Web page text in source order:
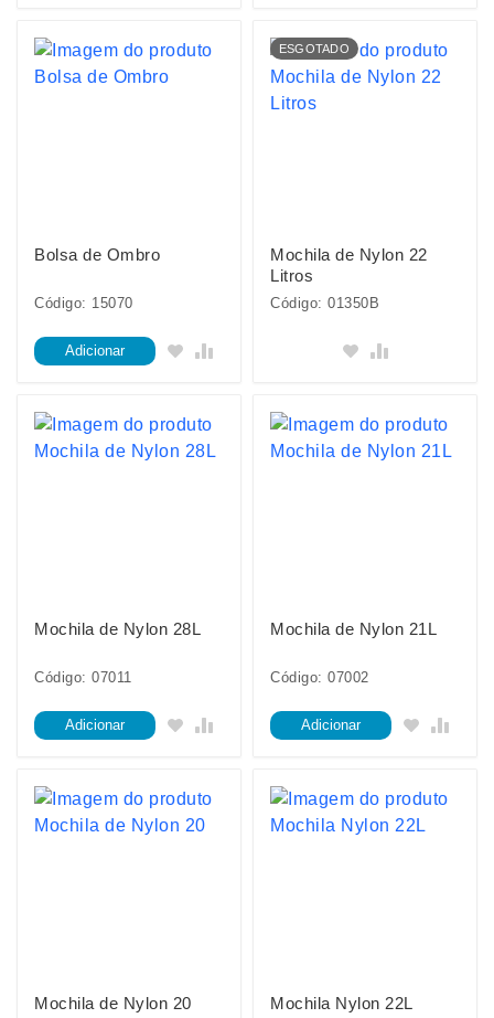
Bolsa de Ombro
Código: 15070
Adicionar
ESGOTADO
Mochila de Nylon 22
Litros
Código: 01350B
Mochila de Nylon 28L
Código: 07011
Adicionar
Mochila de Nylon 21L
Código: 07002
Adicionar
Mochila de Nylon 20 Mochila Nylon 22L